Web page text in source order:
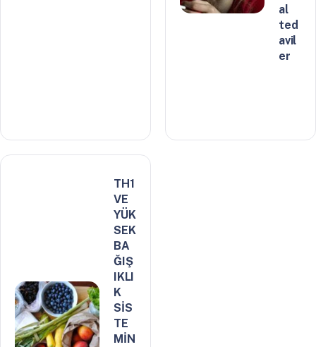
al
ted
avil
er
TH1
VE
YÜK
SEK
BA
ĞIŞ
IKLI
K
SİS
TE
MİN